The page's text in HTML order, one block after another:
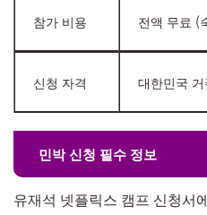
참가 비용 전액 무료 (
신청 자격 대한민국
민박 신청 필수 정보
유재석 넷플릭스 캠프 신청서